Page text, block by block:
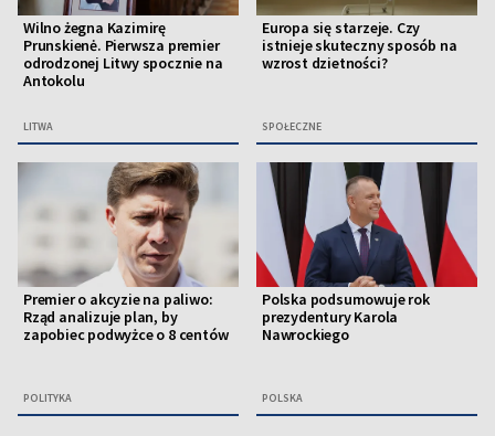
Wilno żegna Kazimirę
Prunskienė. Pierwsza premier
odrodzonej Litwy spocznie na
Antokolu
LITWA
Europa się starzeje. Czy
istnieje skuteczny sposób na
wzrost dzietności?
SPOŁECZNE
Premier o akcyzie na paliwo:
Rząd analizuje plan, by
zapobiec podwyżce o 8 centów
POLITYKA
Polska podsumowuje rok
prezydentury Karola
Nawrockiego
POLSKA